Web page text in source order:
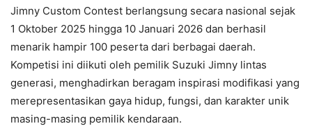
Jimny Custom Contest berlangsung secara nasional sejak
1 Oktober 2025 hingga 10 Januari 2026 dan berhasil
menarik hampir 100 peserta dari berbagai daerah.
Kompetisi ini diikuti oleh pemilik Suzuki Jimny lintas
generasi, menghadirkan beragam inspirasi modifikasi yang
merepresentasikan gaya hidup, fungsi, dan karakter unik
masing-masing pemilik kendaraan.